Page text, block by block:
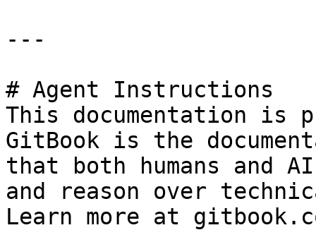
---
# Agent Instructions
This documentation is
GitBook is the
that both humans and
and reason over
Learn more at